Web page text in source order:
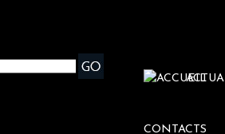
CONTACTS